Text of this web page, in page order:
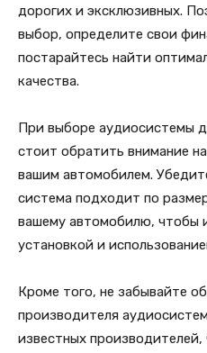
дорогих и эксклюзивных.
выбор, определите свои
постарайтесь найти
качества.
При выборе аудиосистемы
стоит обратить внимание
вашим автомобилем.
система подходит по
вашему автомобилю, чтобы
установкой и
Кроме того, не забывайте
производителя
известных